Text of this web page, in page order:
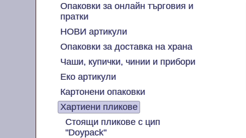
Опаковки за онлайн търговия и
пратки
НОВИ артикули
Опаковки за доставка на храна
Чаши, купички, чинии и прибори
Еко артикули
Картонени опаковки
Хартиени пликове
Стоящи пликове с цип
"Doypack"